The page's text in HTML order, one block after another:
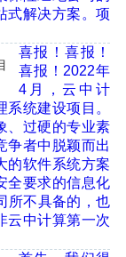
式解决方案。项
喜报！喜报！
喜报！2022年
4月，云中计
统建设项目。
、过硬的专业素
争者中脱颖而出
的软件系统方案
全要求的信息化
所不具备的，也
云中计算第一次